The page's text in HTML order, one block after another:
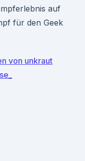
auf
für den Geek
von unkraut